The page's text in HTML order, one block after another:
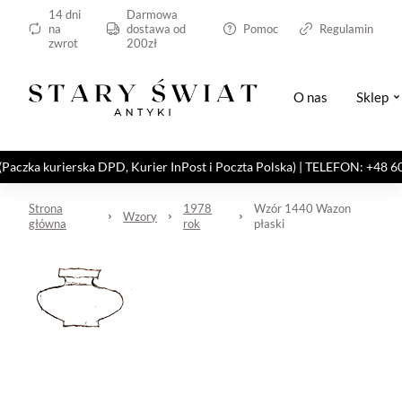
14 dni
na
zwrot
Darmowa
dostawa od
200zł
Pomoc Regulamin
O nas Sklep
kurierska DPD, Kurier InPost i Poczta Polska) | TELEFON: +48
Strona
główna
Wzory
1978
rok
Wzór 1440 Wazon
płaski